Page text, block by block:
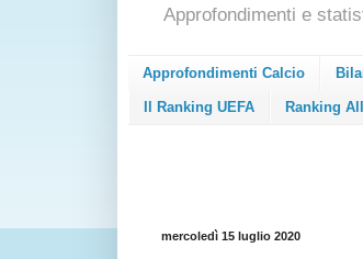
Approfondimenti e
Approfondimenti Calcio
Il Ranking UEFA Ranking
mercoledì 15 luglio 2020